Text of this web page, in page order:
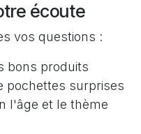
écoute
vos questions :
bons produits
pochettes surprises
l'âge et le thème